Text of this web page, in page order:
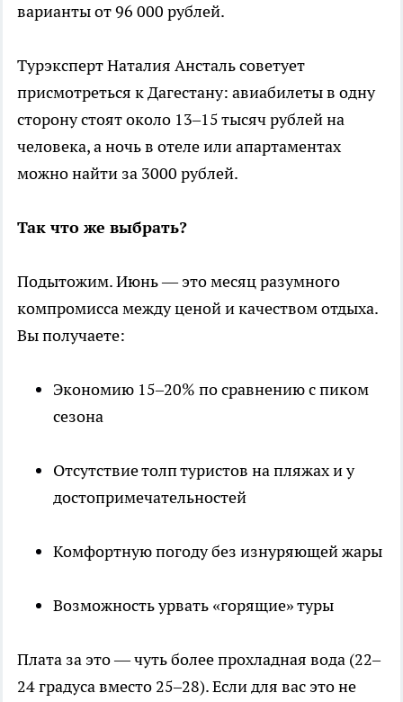
варианты от 96 000 рублей.
Турэксперт Наталия Ансталь советует
присмотреться к Дагестану: авиабилеты в одну
сторону стоят около 13–15 тысяч рублей на
человека, а ночь в отеле или апартаментах
можно найти за 3000 рублей.
Так что же выбрать?
Подытожим. Июнь — это месяц разумного
компромисса между ценой и качеством отдыха.
Вы получаете:
Экономию 15–20% по сравнению с пиком
сезона
Отсутствие толп туристов на пляжах и у
достопримечательностей
Комфортную погоду без изнуряющей жары
Возможность урвать «горящие» туры
Плата за это — чуть более прохладная вода (22–
24 градуса вместо 25–28). Если для вас это не